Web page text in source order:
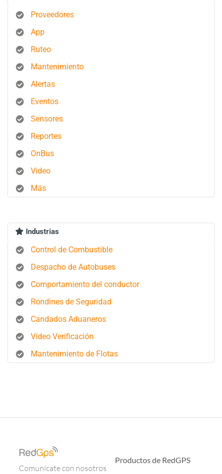
Proveedores
App
Ruteo
Mantenimiento
Alertas
Eventos
Sensores
Reportes
OnBus
Video
Más
Industrias
Control de Combustible
Despacho de Autobuses
Comportamiento del conductor
Rondines de Seguridad
Candados Aduaneros
Video Verificación
Mantenimiento de Flotas
Comunícate con nosotros
Productos de RedGPS